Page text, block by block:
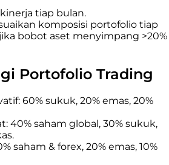
tiap bulan.
komposisi portofolio tiap
bobot aset menyimpang >20%
Portofolio Trading
60% sukuk, 20% emas, 20%
40% saham global, 30% sukuk,
saham & forex, 20% emas, 10%